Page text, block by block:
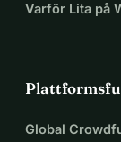
Varför Lita på
Global